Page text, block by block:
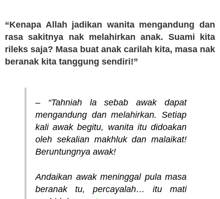
“Kenapa Allah jadikan wanita mengandung dan
rasa sakitnya nak melahirkan anak. Suami kita
rileks saja? Masa buat anak carilah kita, masa nak
beranak kita tanggung sendiri!”
– “Tahniah la sebab awak dapat
mengandung dan melahirkan. Setiap
kali awak begitu, wanita itu didoakan
oleh sekalian makhluk dan malaikat!
Beruntungnya awak!
Andaikan awak meninggal pula masa
beranak tu, percayalah… itu mati